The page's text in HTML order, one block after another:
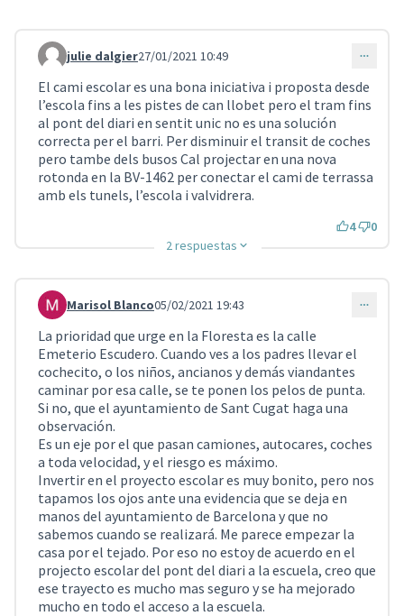
Comentari 922
julie dalgier27/01/2021 10:49
El cami escolar es una bona iniciativa i proposta desde
l’escola fins a les pistes de can llobet pero el tram fins
al pont del diari en sentit unic no es una solución
correcta per el barri. Per disminuir el transit de coches
pero tambe dels busos Cal projectar en una nova
rotonda en la BV-1462 per conectar el cami de terrassa
amb els tunels, l’escola i valvidrera.
4
0
2 respuestas
Comentari 928
Marisol Blanco05/02/2021 19:43
La prioridad que urge en la Floresta es la calle
Emeterio Escudero. Cuando ves a los padres llevar el
cochecito, o los niños, ancianos y demás viandantes
caminar por esa calle, se te ponen los pelos de punta.
Si no, que el ayuntamiento de Sant Cugat haga una
observación.
Es un eje por el que pasan camiones, autocares, coches
a toda velocidad, y el riesgo es máximo.
Invertir en el proyecto escolar es muy bonito, pero nos
tapamos los ojos ante una evidencia que se deja en
manos del ayuntamiento de Barcelona y que no
sabemos cuando se realizará. Me parece empezar la
casa por el tejado. Por eso no estoy de acuerdo en el
projecto escolar del pont del diari a la escuela, creo que
ese trayecto es mucho mas seguro y se ha mejorado
mucho en todo el acceso a la escuela.